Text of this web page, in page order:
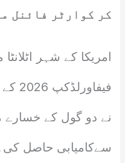
کر کوارٹر فائنل
امریکا کے شہر
نے دو گول کے خسارے
سےکامیابی حاصل